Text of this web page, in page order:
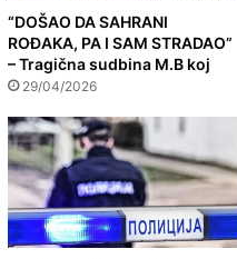
“DOŠAO DA SAHRANI
ROĐAKA, PA I SAM STRADAO”
– Tragična sudbina M.B koj
29/04/2026